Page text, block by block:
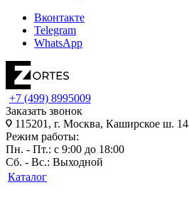
Вконтакте
Telegram
WhatsApp
+7 (499) 8995009
Заказать звонок
115201, г. Москва, Каширское ш. 14
Режим работы:
Пн. - Пт.: с 9:00 до 18:00
Сб. - Вс.: Выходной
Каталог